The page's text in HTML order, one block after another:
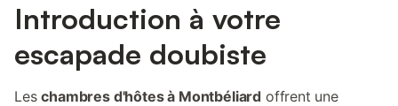
Introduction à votre
escapade doubiste
Leschambres d'hôtes à Montbéliard offrent une